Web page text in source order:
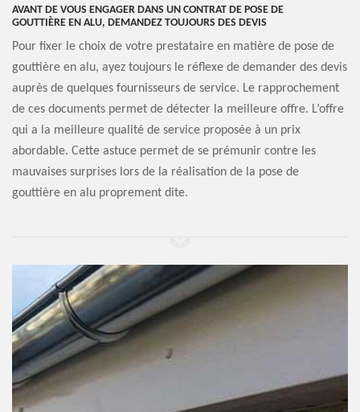
AVANT DE VOUS ENGAGER DANS UN CONTRAT DE POSE DE
GOUTTIÈRE EN ALU, DEMANDEZ TOUJOURS DES DEVIS
Pour fixer le choix de votre prestataire en matière de pose de
gouttière en alu, ayez toujours le réflexe de demander des devis
auprès de quelques fournisseurs de service. Le rapprochement
de ces documents permet de détecter la meilleure offre. L’offre
qui a la meilleure qualité de service proposée à un prix
abordable. Cette astuce permet de se prémunir contre les
mauvaises surprises lors de la réalisation de la pose de
gouttière en alu proprement dite.